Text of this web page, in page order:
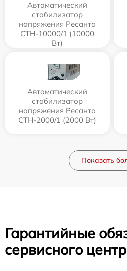
Автоматический
стабилизатор
напряжения Ресанта
СТН-10000/1 (10000
Вт)
Автоматический
стабилизатор
напряжения Ресанта
СТН-2000/1 (2000 Вт)
Показать
Гарантийные
сервисного